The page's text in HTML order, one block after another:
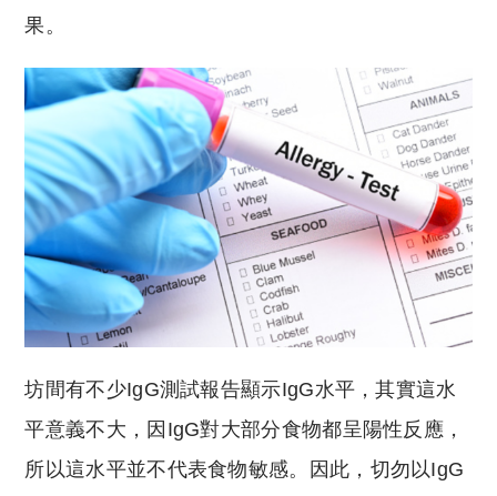
果。
坊間有不少IgG測試報告顯示IgG水平，其實這水
平意義不大，因IgG對大部分食物都呈陽性反應，
所以這水平並不代表食物敏感。因此，切勿以IgG